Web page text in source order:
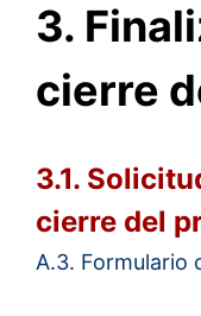
3.
cierre
3.1.
cierre del
A.3. Formulario